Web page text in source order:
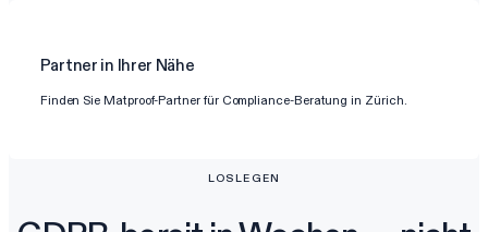
Partner in Ihrer Nähe
Finden Sie Matproof-Partner für Compliance-Beratung in Zürich.
LOSLEGEN